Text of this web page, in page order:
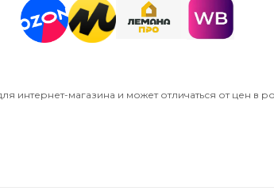
интернет-магазина и может отличаться от цен в